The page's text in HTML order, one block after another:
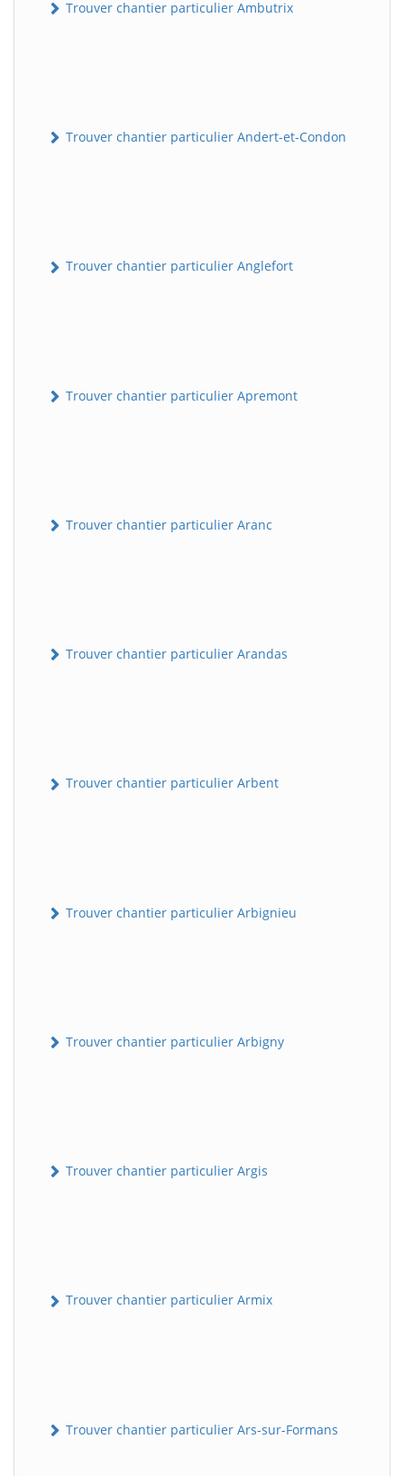
Trouver chantier particulier Ambutrix
Trouver chantier particulier Andert-et-Condon
Trouver chantier particulier Anglefort
Trouver chantier particulier Apremont
Trouver chantier particulier Aranc
Trouver chantier particulier Arandas
Trouver chantier particulier Arbent
Trouver chantier particulier Arbignieu
Trouver chantier particulier Arbigny
Trouver chantier particulier Argis
Trouver chantier particulier Armix
Trouver chantier particulier Ars-sur-Formans